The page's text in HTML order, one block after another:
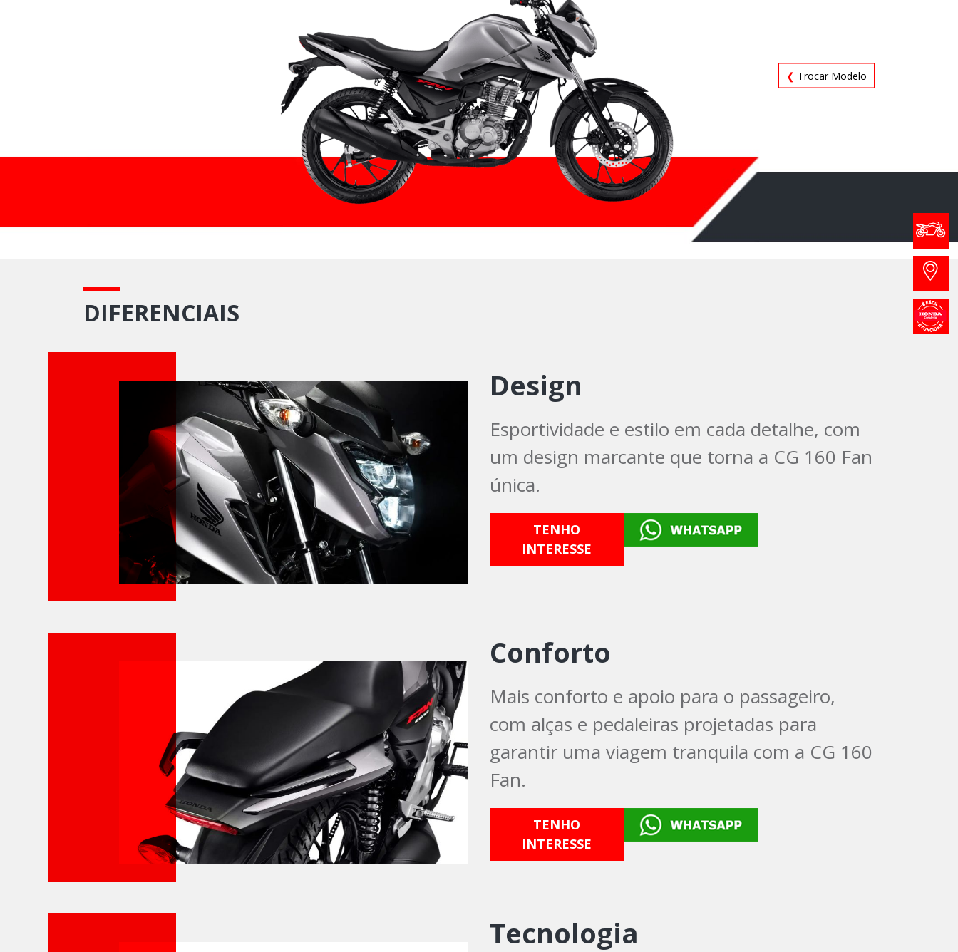
❮ Trocar Modelo
DIFERENCIAIS
Design
Esportividade e estilo em cada detalhe, com
um design marcante que torna a CG 160 Fan
única.
TENHO
INTERESSE
Conforto
Mais conforto e apoio para o passageiro,
com alças e pedaleiras projetadas para
garantir uma viagem tranquila com a CG 160
Fan.
TENHO
INTERESSE
Tecnologia